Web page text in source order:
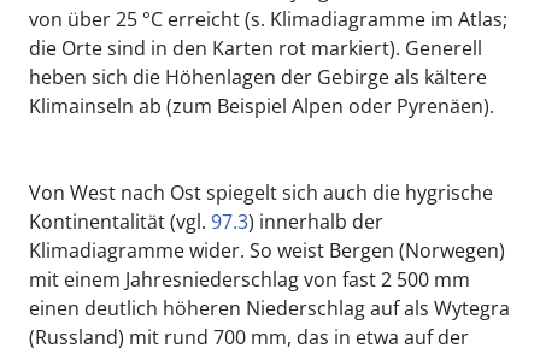
von über 25 °C erreicht (s. Klimadiagramme im Atlas;
die Orte sind in den Karten rot markiert). Generell
heben sich die Höhenlagen der Gebirge als kältere
Klimainseln ab (zum Beispiel Alpen oder Pyrenäen).
Von West nach Ost spiegelt sich auch die hygrische
Kontinentalität (vgl. 97.3) innerhalb der
Klimadiagramme wider. So weist Bergen (Norwegen)
mit einem Jahresniederschlag von fast 2 500 mm
einen deutlich höheren Niederschlag auf als Wytegra
(Russland) mit rund 700 mm, das in etwa auf der